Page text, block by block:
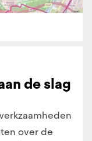
de slag
over de